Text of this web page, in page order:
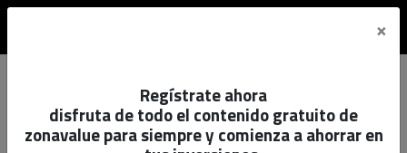
×
Regístrate ahora
disfruta de todo el contenido gratuito de
zonavalue para siempre y comienza a ahorrar en